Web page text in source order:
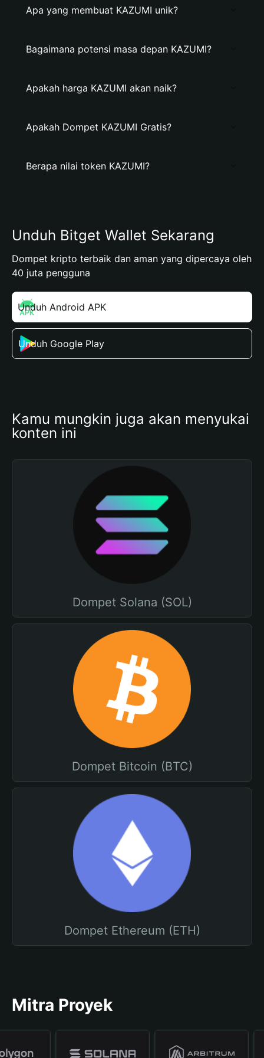
Apa yang membuat KAZUMI unik?
Bagaimana potensi masa depan KAZUMI?
Apakah harga KAZUMI akan naik?
Apakah Dompet KAZUMI Gratis?
Berapa nilai token KAZUMI?
Unduh Bitget Wallet Sekarang
Dompet kripto terbaik dan aman yang dipercaya oleh
40 juta pengguna
Unduh Android APK
Unduh Google Play
Kamu mungkin juga akan menyukai
konten ini
Dompet Solana (SOL)
Dompet Bitcoin (BTC)
Dompet Ethereum (ETH)
Mitra Proyek